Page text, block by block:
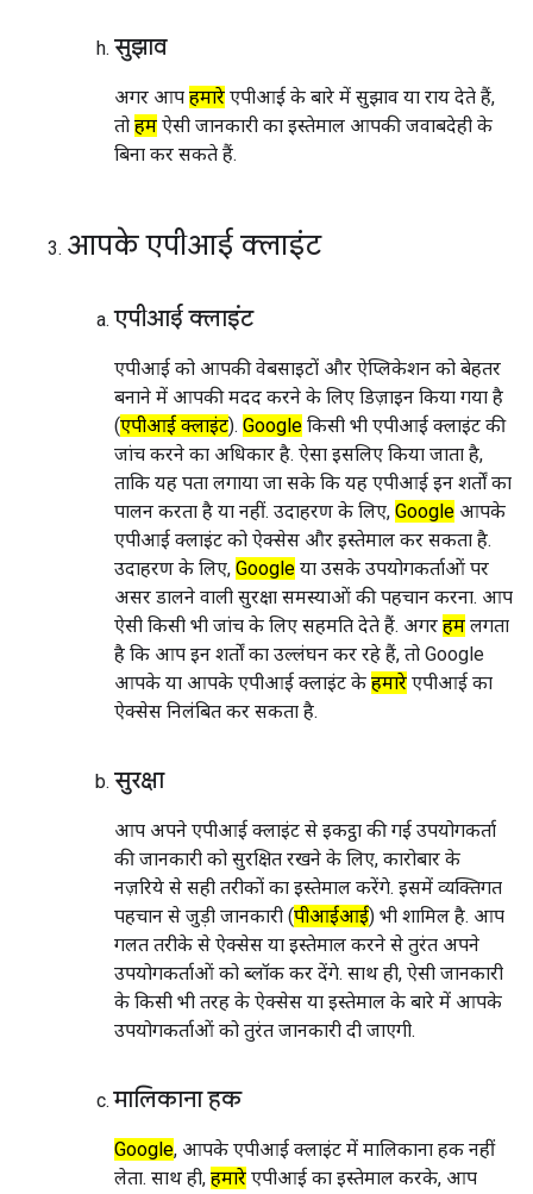
सुझाव
अगर आप हमारे एपीआई के बारे में सुझाव या राय देते हैं,
तो हम ऐसी जानकारी का इस्तेमाल आपकी जवाबदेही के
बिना कर सकते हैं.
आपके एपीआई क्लाइंट
एपीआई क्लाइंट
एपीआई को आपकी वेबसाइटों और ऐप्लिकेशन को बेहतर
बनाने में आपकी मदद करने के लिए डिज़ाइन किया गया है
(एपीआई क्लाइंट). Google किसी भी एपीआई क्लाइंट की
जांच करने का अधिकार है. ऐसा इसलिए किया जाता है,
ताकि यह पता लगाया जा सके कि यह एपीआई इन शर्तों का
पालन करता है या नहीं. उदाहरण के लिए, Google आपके
एपीआई क्लाइंट को ऐक्सेस और इस्तेमाल कर सकता है.
उदाहरण के लिए, Google या उसके उपयोगकर्ताओं पर
असर डालने वाली सुरक्षा समस्याओं की पहचान करना. आप
ऐसी किसी भी जांच के लिए सहमति देते हैं. अगर हमें लगता
है कि आप इन शर्तों का उल्लंघन कर रहे हैं, तो Google
आपके या आपके एपीआई क्लाइंट के हमारे एपीआई का
ऐक्सेस निलंबित कर सकता है.
सुरक्षा
आप अपने एपीआई क्लाइंट से इकट्ठा की गई उपयोगकर्ता
की जानकारी को सुरक्षित रखने के लिए, कारोबार के
नज़रिये से सही तरीकों का इस्तेमाल करेंगे. इसमें व्यक्तिगत
पहचान से जुड़ी जानकारी (पीआईआई) भी शामिल है. आप
गलत तरीके से ऐक्सेस या इस्तेमाल करने से तुरंत अपने
उपयोगकर्ताओं को ब्लॉक कर देंगे. साथ ही, ऐसी जानकारी
के किसी भी तरह के ऐक्सेस या इस्तेमाल के बारे में आपके
उपयोगकर्ताओं को तुरंत जानकारी दी जाएगी.
मालिकाना हक
Google, आपके एपीआई क्लाइंट में मालिकाना हक नहीं
लेता. साथ ही, हमारे एपीआई का इस्तेमाल करके, आप